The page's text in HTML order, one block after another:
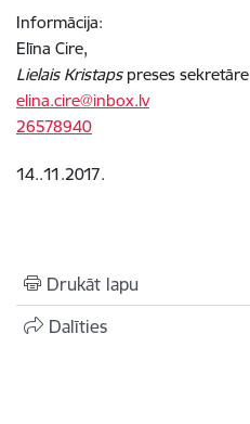
Informācija:
Elīna Cire,
Lielais Kristapspreses sekretāre
elina.cire@inbox.lv
26578940
14..11.2017.
Drukāt lapu
Dalīties